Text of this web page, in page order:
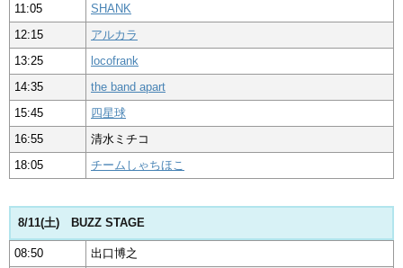
11:05
SHANK
12:15
アルカラ
13:25
locofrank
14:35
the band apart
15:45
四星球
16:55
清水ミチコ
18:05
チームしゃちほこ
8/11(土) BUZZ STAGE
08:50
出口博之